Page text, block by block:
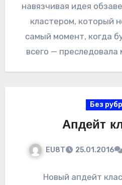
навязчивая идея
кластером, который
самый момент, когда
всего —
Без
Апдейт
EU8T 25.01.2016
Новый апдейт